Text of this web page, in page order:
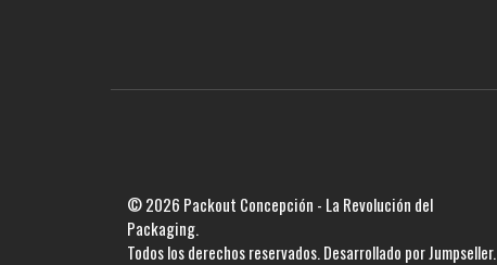
© 2026 Packout Concepción - La Revolución del
Packaging.
Todos los derechos reservados.Desarrollado por Jumpseller.